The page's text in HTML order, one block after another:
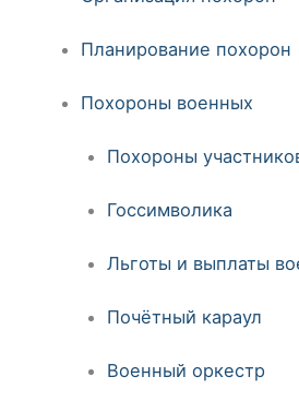
Планирование похорон
Похороны военных
Похороны
Госсимволика
Льготы и выплаты
Почётный караул
Военный оркестр